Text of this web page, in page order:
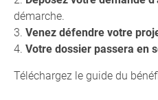
démarche.
3. Venez défendre votre
4. Votre dossier passera en
Téléchargez le guide du